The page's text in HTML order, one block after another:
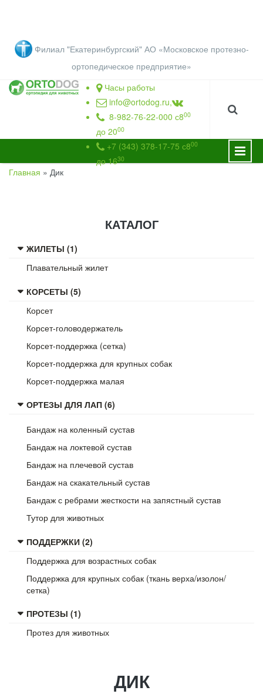
Филиал "Екатеринбургский" АО «Московское протезно-
ортопедическое предприятие»
Часы работы
info@ortodog.ru,
8-982-76-22-000 с800
до 2000
+7 (343) 378-17-75 с800
до 1630
Главная » Дик
КАТАЛОГ
ЖИЛЕТЫ (1)
Плавательный жилет
КОРСЕТЫ (5)
Корсет
Корсет-головодержатель
Корсет-поддержка (сетка)
Корсет-поддержка для крупных собак
Корсет-поддержка малая
ОРТЕЗЫ ДЛЯ ЛАП (6)
Бандаж на коленный сустав
Бандаж на локтевой сустав
Бандаж на плечевой сустав
Бандаж на скакательный сустав
Бандаж с ребрами жесткости на запястный сустав
Тутор для животных
ПОДДЕРЖКИ (2)
Поддержка для возрастных собак
Поддержка для крупных собак (ткань верха/изолон/
сетка)
ПРОТЕЗЫ (1)
Протез для животных
ДИК